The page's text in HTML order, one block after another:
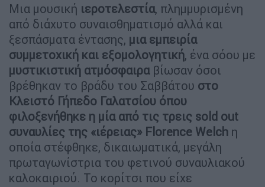
Μια μουσική ιεροτελεστία, πλημμυρισμένη
από διάχυτο συναισθηματισμό αλλά και
ξεσπάσματα έντασης, μια εμπειρία
συμμετοχική και εξομολογητική, ένα σόου με
μυστικιστική ατμόσφαιρα βίωσαν όσοι
βρέθηκαν το βράδυ του Σαββάτου στο
Κλειστό Γήπεδο Γαλατσίου όπου
φιλοξενήθηκε η μία από τις τρεις sold out
συναυλίες της «ιέρειας» Florence Welch η
οποία στέφθηκε, δικαιωματικά, μεγάλη
πρωταγωνίστρια του φετινού συναυλιακού
καλοκαιριού. Το κορίτσι που είχε